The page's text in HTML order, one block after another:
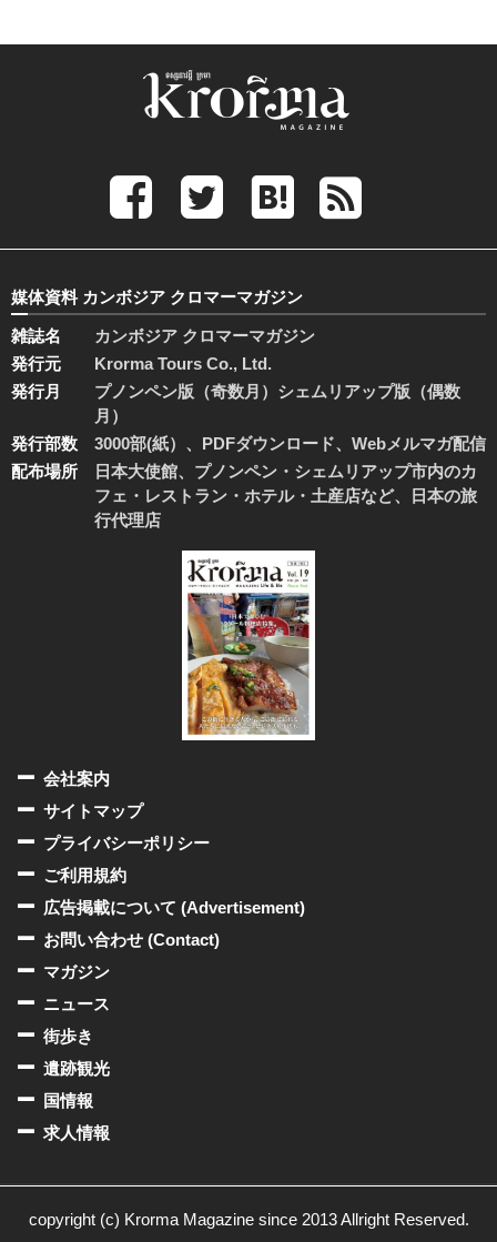
媒体資料 カンボジア クロマーマガジン
雑誌名
カンボジア クロマーマガジン
発行元
Krorma Tours Co., Ltd.
発行月
プノンペン版（奇数月）シェムリアップ版（偶数
月）
発行部数
3000部(紙）、PDFダウンロード、Webメルマガ配信
配布場所
日本大使館、プノンペン・シェムリアップ市内のカ
フェ・レストラン・ホテル・土産店など、日本の旅
行代理店
会社案内
サイトマップ
プライバシーポリシー
ご利用規約
広告掲載について (Advertisement)
お問い合わせ (Contact)
マガジン
ニュース
街歩き
遺跡観光
国情報
求人情報
copyright (c) Krorma Magazine since 2013 Allright Reserved.